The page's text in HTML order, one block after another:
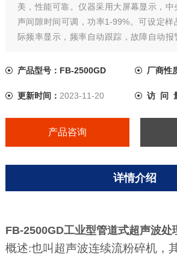
美，性能可靠。仪器采用大屏幕显示，中
声间隙时间可调，功率1-99%。可设定样
际频率显示，频率自动跟踪，故障自动
杯与变幅杆采用活接，装卸方便，处理量
工业型管道式超声波处理器/材料分散均质
产品型号：FB-2500GD 厂商性
更新时间： 2023-11-20 访 问
产品咨询
详情介绍
FB-2500GD工业型管道式超声波处
概述:也叫超声波连续流粉碎机，